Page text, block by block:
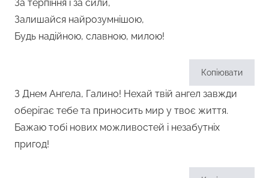
За терпіння і за сили,
Залишайся найрозумнішою,
Будь надійною, славною, милою!
Копіювати
З Днем Ангела, Галино! Нехай твій ангел завжди
оберігає тебе та приносить мир у твоє життя.
Бажаю тобі нових можливостей і незабутніх
пригод!